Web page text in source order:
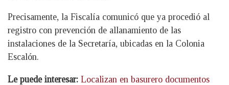
Precisamente, la Fiscalía comunicó que ya procedió al
registro con prevención de allanamiento de las
instalaciones de la Secretaría, ubicadas en la Colonia
Escalón.
Le puede interesar: Localizan en basurero documentos